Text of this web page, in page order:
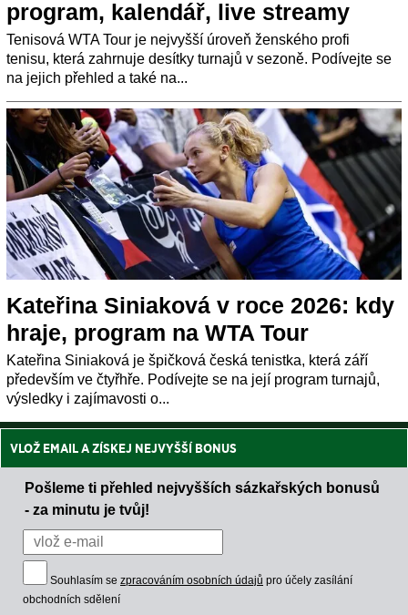
program, kalendář, live streamy
Tenisová WTA Tour je nejvyšší úroveň ženského profi
tenisu, která zahrnuje desítky turnajů v sezoně. Podívejte se
na jejich přehled a také na...
Kateřina Siniaková v roce 2026: kdy
hraje, program na WTA Tour
Kateřina Siniaková je špičková česká tenistka, která září
především ve čtyřhře. Podívejte se na její program turnajů,
výsledky i zajímavosti o...
VLOŽ EMAIL A ZÍSKEJ NEJVYŠŠÍ BONUS
Pošleme ti přehled nejvyšších sázkařských bonusů
- za minutu je tvůj!
Souhlasím se zpracováním osobních údajů pro účely zasílání
obchodních sdělení